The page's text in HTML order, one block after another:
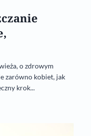
o zdrowym
zarówno kobiet, jak
krok...